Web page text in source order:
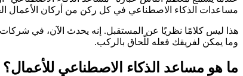
مساعدات الذكاء الاصطناعي في كل ركن من أركان الأعمال
هذا ليس كلامًا نظريًا عن المستقبل. إنه يحدث الآن، في
وما يمكن لفريقك فعله للّحاق بالركب.
ما هو مساعد الذكاء الاصطناعي للأعمال؟